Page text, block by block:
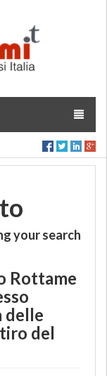
your search
Rottame
delle
del